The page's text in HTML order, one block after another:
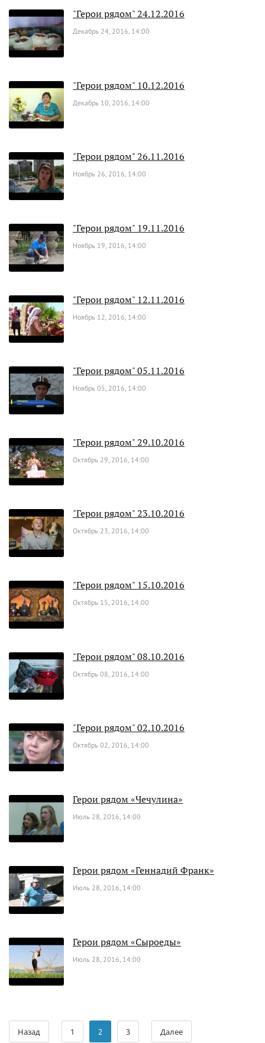
"Герои рядом" 24.12.2016
Декабрь 24, 2016, 14:00
"Герои рядом" 10.12.2016
Декабрь 10, 2016, 14:00
"Герои рядом" 26.11.2016
Ноябрь 26, 2016, 14:00
"Герои рядом" 19.11.2016
Ноябрь 19, 2016, 14:00
"Герои рядом" 12.11.2016
Ноябрь 12, 2016, 14:00
"Герои рядом" 05.11.2016
Ноябрь 05, 2016, 14:00
"Герои рядом" 29.10.2016
Октябрь 29, 2016, 14:00
"Герои рядом" 23.10.2016
Октябрь 23, 2016, 14:00
"Герои рядом" 15.10.2016
Октябрь 15, 2016, 14:00
"Герои рядом" 08.10.2016
Октябрь 08, 2016, 14:00
"Герои рядом" 02.10.2016
Октябрь 02, 2016, 14:00
Герои рядом «Чечулина»
Июль 28, 2016, 14:00
Герои рядом «Геннадий Франк»
Июль 28, 2016, 14:00
Герои рядом «Сыроеды»
Июль 28, 2016, 14:00
Назад 1 2 3 Далее